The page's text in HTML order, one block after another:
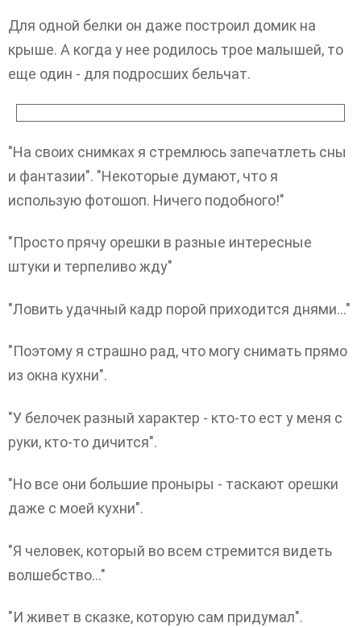
Для одной белки он даже построил домик на
крыше. А когда у нее родилось трое малышей, то
еще один - для подросших бельчат.
"На своих снимках я стремлюсь запечатлеть сны
и фантазии". "Некоторые думают, что я
использую фотошоп. Ничего подобного!"
"Просто прячу орешки в разные интересные
штуки и терпеливо жду"
"Ловить удачный кадр порой приходится днями…"
"Поэтому я страшно рад, что могу снимать прямо
из окна кухни".
"У белочек разный характер - кто-то ест у меня с
руки, кто-то дичится".
"Но все они большие проныры - таскают орешки
даже с моей кухни".
"Я человек, который во всем стремится видеть
волшебство…"
"И живет в сказке, которую сам придумал".